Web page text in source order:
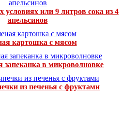
или 9 литров сока из 4
апельсинов
картошка с мясом
запеканка в микроволновке
из печенья с фруктами